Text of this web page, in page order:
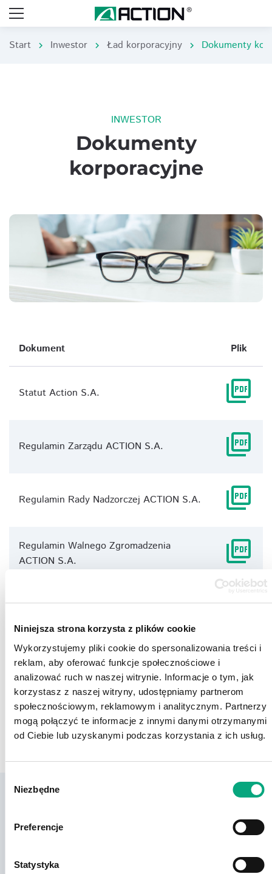
Niniejsza strona korzysta z plików cookie
Wykorzystujemy pliki cookie do spersonalizowania treści i
reklam, aby oferować funkcje społecznościowe i
analizować ruch w naszej witrynie. Informacje o tym, jak
korzystasz z naszej witryny, udostępniamy partnerom
społecznościowym, reklamowym i analitycznym. Partnerzy
mogą połączyć te informacje z innymi danymi otrzymanymi
od Ciebie lub uzyskanymi podczas korzystania z ich usług.
zgody
Niezbędne
Preferencje
Statystyka
Start chevron_right Inwestor chevron_right Ład korporacyjny chevron_right Dokumenty
INWESTOR
Dokumenty
korporacyjne
Dokument Plik
Statut Action S.A. picture_as_pdf
Regulamin Zarządu ACTION S.A. picture_as_pdf
Regulamin Rady Nadzorczej ACTION S.A. picture_as_pdf
Regulamin Walnego Zgromadzenia
ACTION S.A.
picture_as_pdf
Zasady Ładu Korporacyjnego ACTION
picture_as_pdf